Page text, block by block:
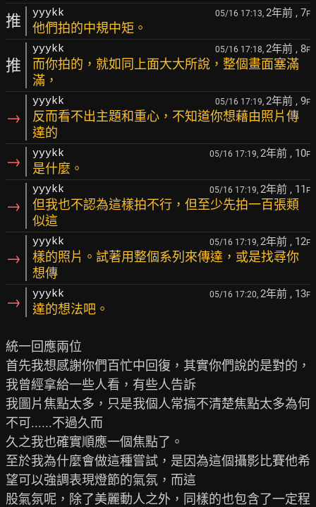
推 yyykk 05/16 17:13, 2年前 , 7F
他們拍的中規中矩。
推
yyykk 05/16 17:18, 2年前 , 8F
而你拍的，就如同上面大大所說，整個畫面塞滿
滿，
→
yyykk 05/16 17:19, 2年前 , 9F
反而看不出主題和重心，不知道你想藉由照片傳
達的
→ yyykk 05/16 17:19, 2年前 , 10F
是什麼。
→
yyykk 05/16 17:19, 2年前 , 11 F
但我也不認為這樣拍不行，但至少先拍一百張類
似這
→
yyykk 05/16 17:19, 2年前 , 12F
樣的照片。試著用整個系列來傳達，或是找尋你
想傳
→ yyykk 05/16 17:20, 2年前 , 13F
達的想法吧。
統一回應兩位
首先我想感謝你們百忙中回復，其實你們說的是對的，
我曾經拿給一些人看，有些人告訴
我圖片焦點太多，只是我個人常搞不清楚焦點太多為何
不可......不過久而
久之我也確實順應一個焦點了。
至於我為什麼會做這種嘗試，是因為這個攝影比賽他希
望可以強調表現燈節的氣氛，而這
股氣氛呢，除了美麗動人之外，同樣的也包含了一定程